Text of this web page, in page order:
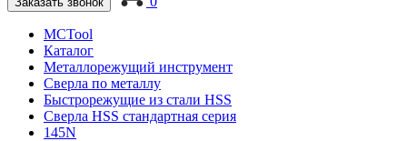
MCTool
Каталог
Металлорежущий инструмент
Сверла по металлу
Быстрорежущие из стали HSS
Сверла HSS стандартная серия
145N